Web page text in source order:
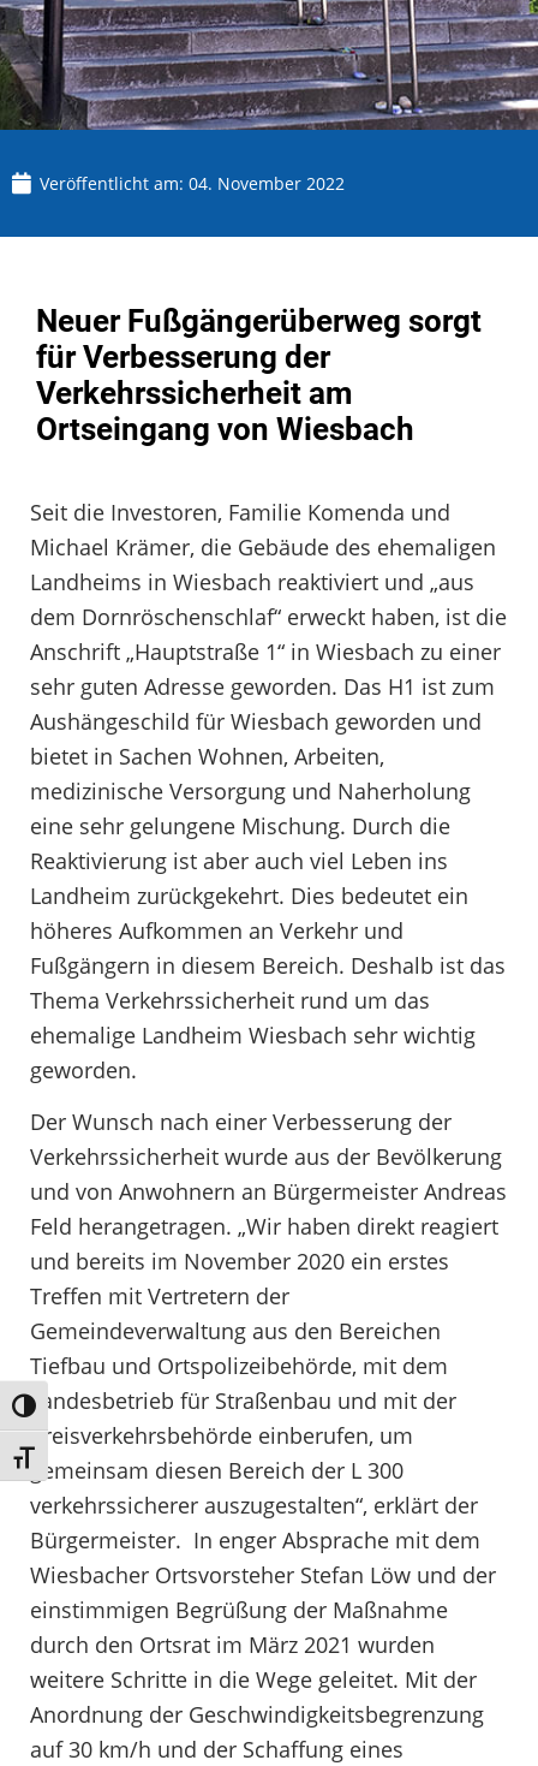
Umschalten auf hohe Kontraste
Schrift vergrößern
Veröffentlicht am: 04. November 2022
Neuer Fußgängerüberweg sorgt
für Verbesserung der
Verkehrssicherheit am
Ortseingang von Wiesbach
Seit die Investoren, Familie Komenda und
Michael Krämer, die Gebäude des ehemaligen
Landheims in Wiesbach reaktiviert und „aus
dem Dornröschenschlaf“ erweckt haben, ist die
Anschrift „Hauptstraße 1“ in Wiesbach zu einer
sehr guten Adresse geworden. Das H1 ist zum
Aushängeschild für Wiesbach geworden und
bietet in Sachen Wohnen, Arbeiten,
medizinische Versorgung und Naherholung
eine sehr gelungene Mischung. Durch die
Reaktivierung ist aber auch viel Leben ins
Landheim zurückgekehrt. Dies bedeutet ein
höheres Aufkommen an Verkehr und
Fußgängern in diesem Bereich. Deshalb ist das
Thema Verkehrssicherheit rund um das
ehemalige Landheim Wiesbach sehr wichtig
geworden.
Der Wunsch nach einer Verbesserung der
Verkehrssicherheit wurde aus der Bevölkerung
und von Anwohnern an Bürgermeister Andreas
Feld herangetragen. „Wir haben direkt reagiert
und bereits im November 2020 ein erstes
Treffen mit Vertretern der
Gemeindeverwaltung aus den Bereichen
Tiefbau und Ortspolizeibehörde, mit dem
Landesbetrieb für Straßenbau und mit der
Kreisverkehrsbehörde einberufen, um
gemeinsam diesen Bereich der L 300
verkehrssicherer auszugestalten“, erklärt der
Bürgermeister. In enger Absprache mit dem
Wiesbacher Ortsvorsteher Stefan Löw und der
einstimmigen Begrüßung der Maßnahme
durch den Ortsrat im März 2021 wurden
weitere Schritte in die Wege geleitet. Mit der
Anordnung der Geschwindigkeitsbegrenzung
auf 30 km/h und der Schaffung eines